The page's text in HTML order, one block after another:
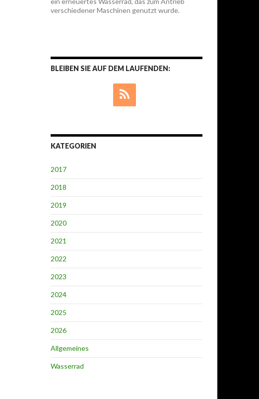
verschiedener Maschinen genutzt wurde.
BLEIBEN SIE AUF DEM LAUFENDEN:
KATEGORIEN
2017
2018
2019
2020
2021
2022
2023
2024
2025
2026
Allgemeines
Wasserrad